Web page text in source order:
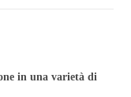
in una varietà di